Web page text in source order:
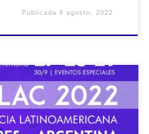
Publicada9 agosto, 2022